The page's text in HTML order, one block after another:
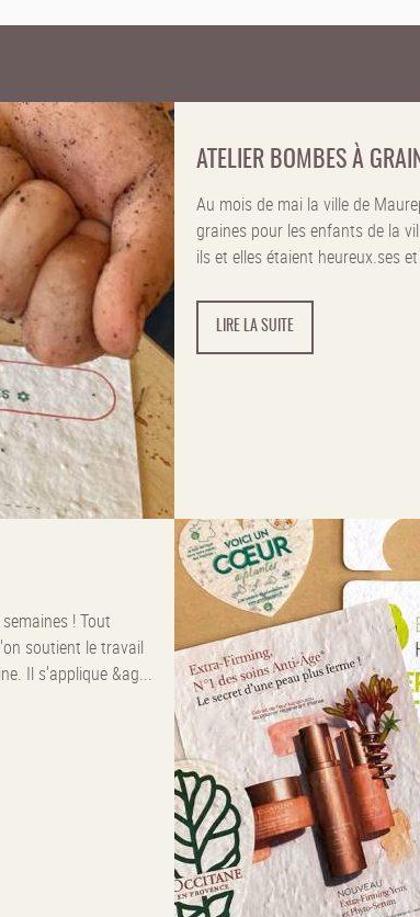
ATELIER BOMBES À
Au mois de mai la ville de
graines pour les enfants de la
ils et elles étaient heureux.ses
LIRE LA SUITE
! Tout
soutient le travail
Il s'applique &ag...